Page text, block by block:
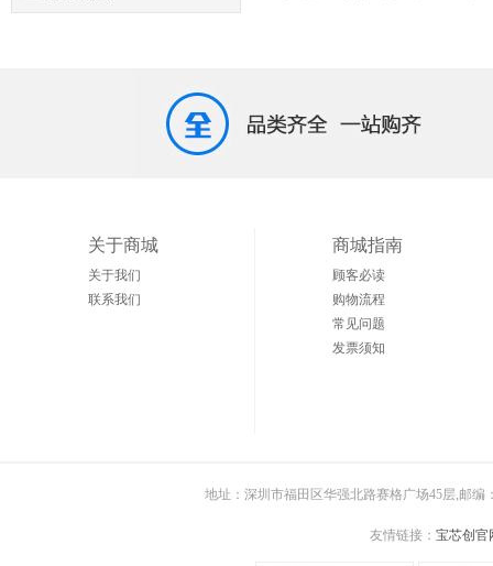
关于商城
关于我们
联系我们
商城指南
顾客必读
购物流程
常见问题
发票须知
地址：深圳市福田区华强北路赛格广场45层,邮
友情链接： 宝芯创官